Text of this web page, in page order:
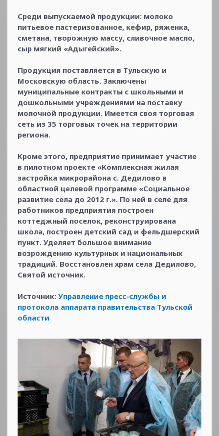
Среди выпускаемой продукции: молоко
питьевое пастеризованное, кефир, ряженка,
сметана, творожную массу, сливочное масло,
сыр мягкий «Адыгейский».
Продукция поставляется в Тульскую и
Московскую область. Заключены
муниципальные контракты с школьными и
дошкольными учреждениями на поставку
молочной продукции. Имеется своя торговая
сеть из 35 торговых точек на территории
региона.
Кроме этого, предприятие принимает участие
в пилотном проекте «Комплексная жилая
застройка микрорайона с. Дедилово в
областной целевой программе «Социальное
развитие села до 2012 г.». По ней в селе для
работников предприятия построен
коттеджный поселок, реконструирована
школа, построен детский сад и фельдшерский
пункт. Уделяет большое внимание
возрождению культурных и национальных
традиций. Восстановлен храм села Дедилово,
Святой источник.
Источник: Управление пресс-службы и
протокола аппарата правительства Тульской
области